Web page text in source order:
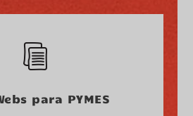
para PYMES